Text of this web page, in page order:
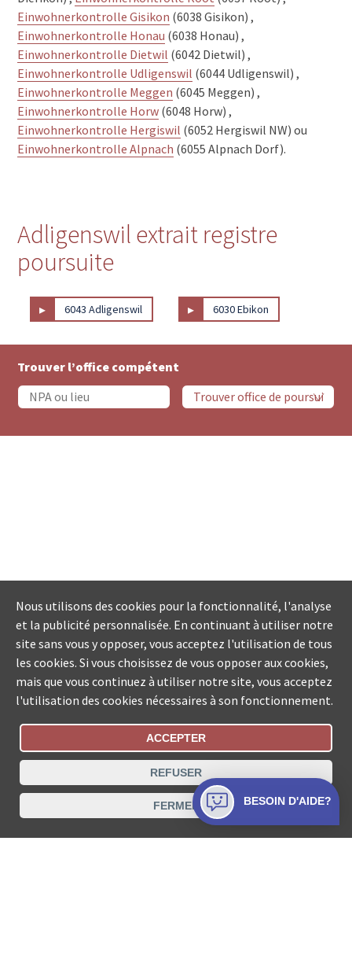
Einwohnerkontrolle Gisikon (6038 Gisikon) ,
Einwohnerkontrolle Honau (6038 Honau) ,
Einwohnerkontrolle Dietwil (6042 Dietwil) ,
Einwohnerkontrolle Udligenswil (6044 Udligenswil) ,
Einwohnerkontrolle Meggen (6045 Meggen) ,
Einwohnerkontrolle Horw (6048 Horw) ,
Einwohnerkontrolle Hergiswil (6052 Hergiswil NW) ou
Einwohnerkontrolle Alpnach (6055 Alpnach Dorf).
Adligenswil extrait registre
poursuite
▸ 6043 Adligenswil ▸ 6030 Ebikon
Trouver l’office compétent
Statut De La Commande
Recherche des offices de Suisse
Protection des données Mentions légales
Conditions d’utilisation Contact
Nous utilisons des cookies pour la fonctionnalité, l'analyse
et la publicité personnalisée. En continuant à utiliser notre
site sans vous y opposer, vous acceptez l'utilisation de tous
les cookies. Si vous choisissez de vous opposer aux cookies,
mais que vous continuez à utiliser notre site, vous acceptez
l'utilisation des cookies nécessaires à son fonctionnement.
ACCEPTER
REFUSER
FERMER BESOIN D'AIDE?